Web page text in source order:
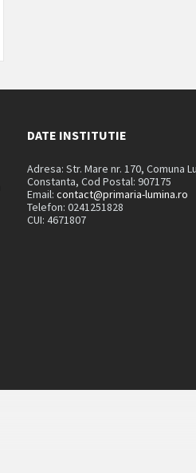
DATE INSTITUTIE
Adresa: Str. Mare nr. 170, Comuna
Constanta, Cod Postal: 907175
Email:contact@primaria-lumina.ro
Telefon: 0241251828
CUI: 4671807